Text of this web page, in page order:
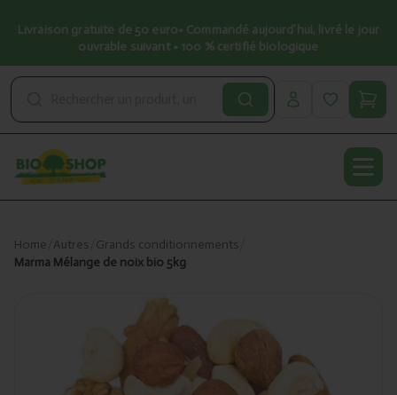
Livraison gratuite de 50 euro• Commandé aujourd’hui, livré le jour
ouvrable suivant • 100 % certifié biologique
Home Autres Grands conditionnements
Marma Mélange de noix bio 5kg